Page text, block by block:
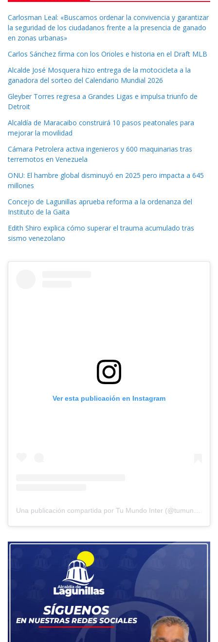
Carlosman Leal: «Buscamos ordenar la convivencia y garantizar
la seguridad de los ciudadanos frente a la presencia de ganado
en zonas urbanas»
Carlos Sánchez firma con los Orioles e historia en el Draft MLB
Alcalde José Mosquera hizo entrega de la motocicleta a la
ganadora del sorteo del Calendario Mundial 2026
Gleyber Torres regresa a Grandes Ligas e impulsa triunfo de
Detroit
Alcaldía de Maracaibo construirá 10 pasos peatonales para
mejorar la movilidad
Cámara Petrolera activa ingenieros y 600 maquinarias tras
terremotos en Venezuela
ONU: El hambre global disminuyó en 2025 pero impacta a 645
millones
Concejo de Lagunillas aprueba reforma a la ordenanza del
Instituto de la Gaita
Edith Shiro explica cómo superar el trauma acumulado tras
sismo venezolano
Ver esta publicación en Instagram
Una publicación compartida por Tu Mundo Inter (@tumundointer)